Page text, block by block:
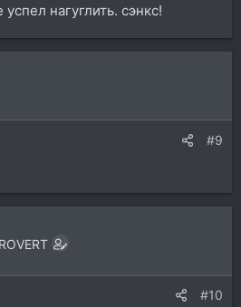
нагуглить. сэнкс!
#9
#10